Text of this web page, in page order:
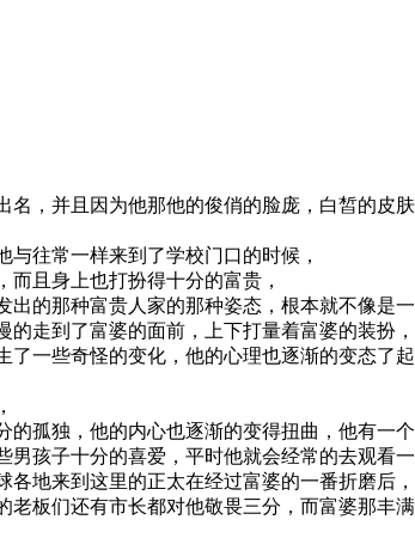
，并且因为他那他的俊俏的脸庞，白皙的皮
往常一样来到了学校门口的时候，
且身上也打扮得十分的富贵，
的那种富贵人家的那种姿态，根本就不像是
走到了富婆的面前，上下打量着富婆的装扮
一些奇怪的变化，他的心理也逐渐的变态了
孤独，他的内心也逐渐的变得扭曲，他有一
孩子十分的喜爱，平时他就会经常的去观看一
地来到这里的正太在经过富婆的一番折磨后
板们还有市长都对他敬畏三分，而富婆那丰